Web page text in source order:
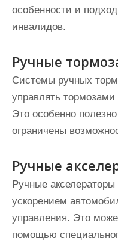
особенности и
инвалидов.
Ручные
Системы ручных
управлять
Это особенно
ограничены
Ручные
Ручные
ускорением
управления. Это
помощью